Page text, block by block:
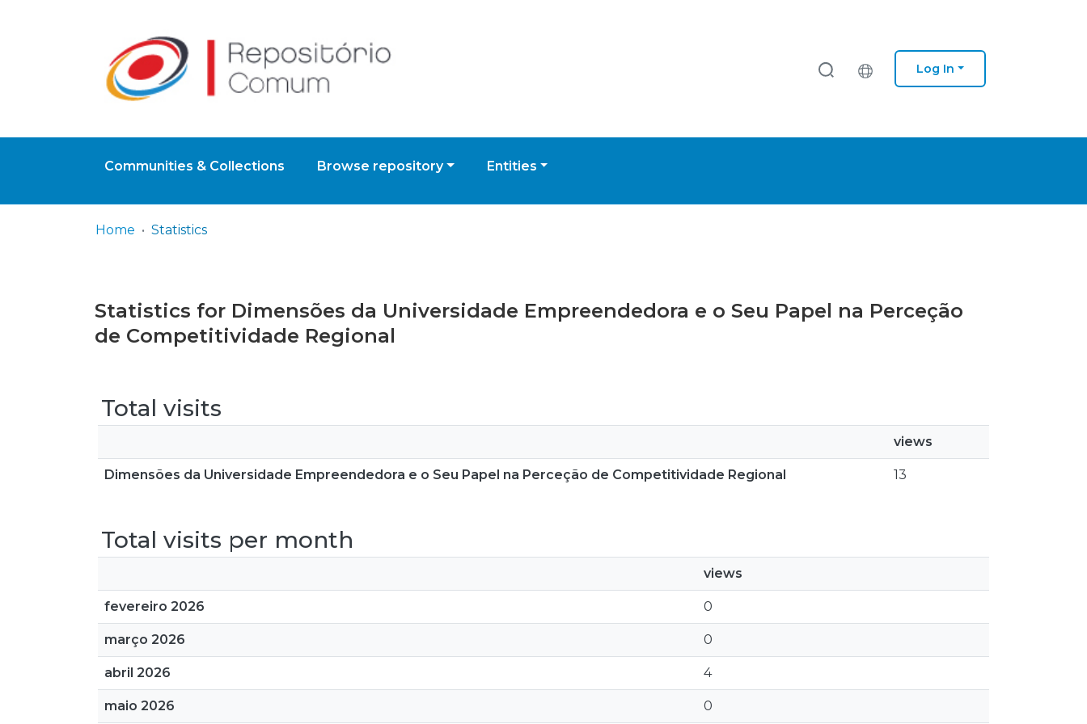
Log In
Communities & Collections Browse repository Entities
Home Statistics
Statistics for Dimensões da Universidade Empreendedora e o Seu Papel na Perceção
de Competitividade Regional
Total visits
views
Dimensões da Universidade Empreendedora e o Seu Papel na Perceção de Competitividade Regional 13
Total visits per month
views
fevereiro 2026 0
março 2026 0
abril 2026 4
maio 2026 0